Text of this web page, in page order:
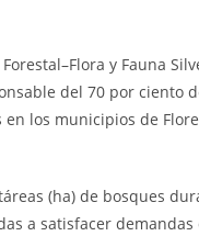
y Fauna
del 70 por ciento
los municipios de
(ha) de bosques
a satisfacer